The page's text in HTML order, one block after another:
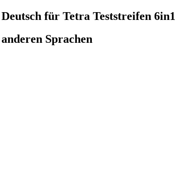
für Tetra Teststreifen 6in1
Sprachen